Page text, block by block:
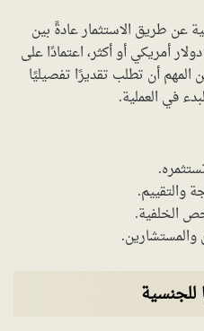
عن طريق الاستثمار عادةً بين
100,000 دولار أمريكي و 500,000 دولار أمريكي أو أكثر، اعتمادًا على
المهم أن تطلب تقديرًا تفصيليًا
في العملية.
والتقييم.
الخلفية.
والمستشارين.
للجنسية